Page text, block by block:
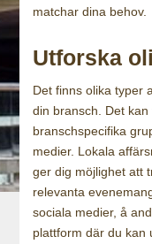
matchar dina behov.
Utforska
Det finns olika typer
din bransch. Det
branschspecifika
medier. Lokala
ger dig möjlighet att
relevanta
sociala medier, å
plattform där du kan